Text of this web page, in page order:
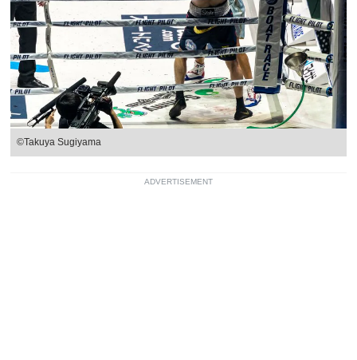
©Takuya Sugiyama
ADVERTISEMENT